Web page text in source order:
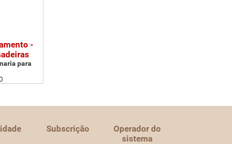
-
para
Subscrição
Operador do
sistema